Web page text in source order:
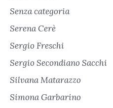
Senza categoria
Serena Cerè
Sergio Freschi
Sergio Secondiano Sacchi
Silvana Matarazzo
Simona Garbarino